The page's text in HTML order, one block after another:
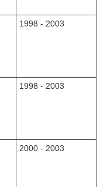
1998 - 2003
1998 - 2003
2000 - 2003